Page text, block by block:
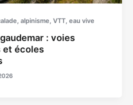
alpinisme, VTT, eau vive
: voies
et écoles